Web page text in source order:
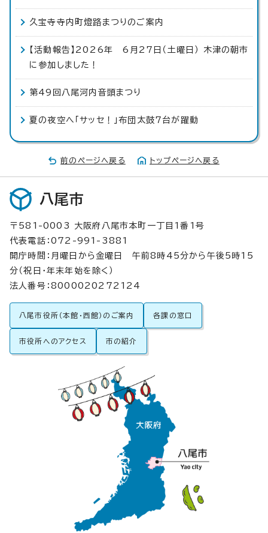
久宝寺寺内町燈路まつりのご案内
【活動報告】2026年 6月27日（土曜日） 木津の朝市
に参加しました！
第49回八尾河内音頭まつり
夏の夜空へ「サッセ！」布団太鼓7台が躍動
前のページへ戻る トップページへ戻る
八尾市
〒581-0003 大阪府八尾市本町一丁目1番1号
代表電話：072-991-3881
開庁時間：月曜日から金曜日 午前8時45分から午後5時15
分（祝日・年末年始を除く）
法人番号：8000020272124
八尾市役所（本館・西館）のご案内 各課の窓口
市役所へのアクセス 市の紹介